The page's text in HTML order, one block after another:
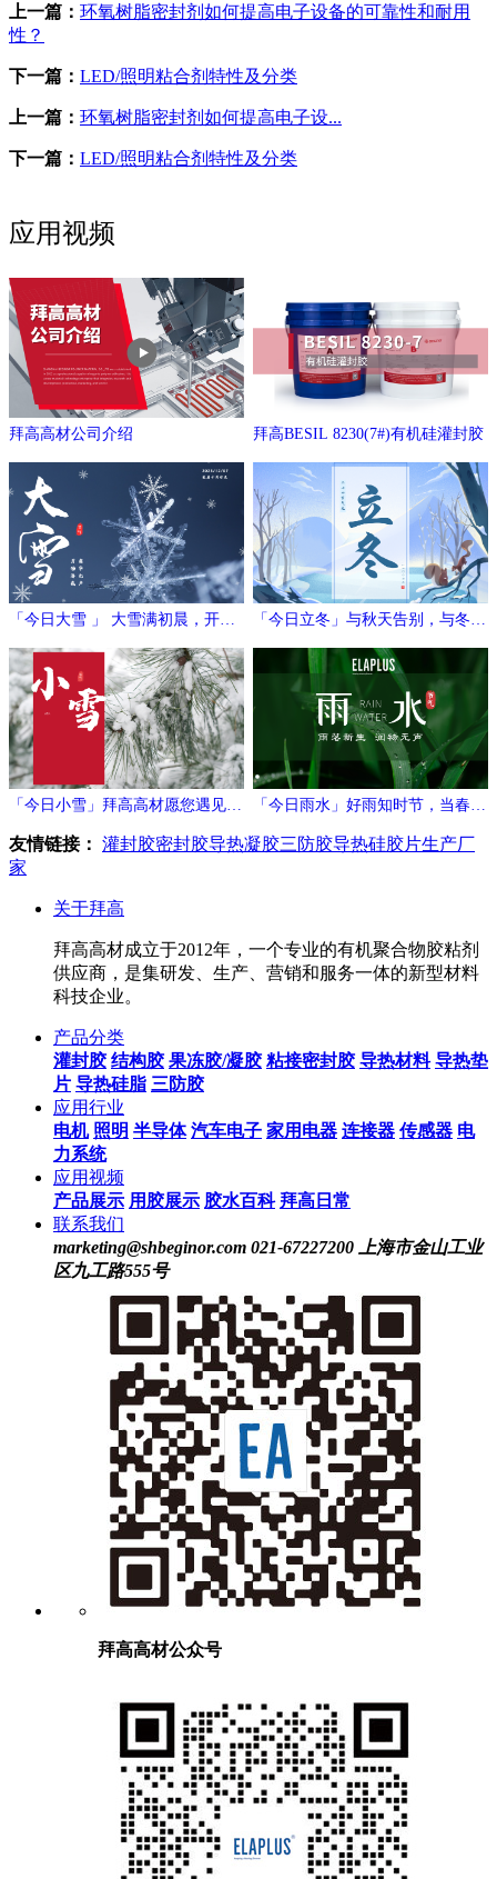
上一篇： 环氧树脂密封剂如何提高电子设备的可靠性和耐用
性？
下一篇： LED/照明粘合剂特性及分类
上一篇： 环氧树脂密封剂如何提高电子设...
下一篇： LED/照明粘合剂特性及分类
应用视频
拜高高材公司介绍 拜高BESIL 8230(7#)有机硅灌封胶
「今日大雪 」 大雪满初晨，开门
万象新
「今日立冬」与秋天告别，与冬日
相拥
「今日小雪」拜高高材愿您遇见冬
日的温暖与期待！
「今日雨水」好雨知时节，当春乃
发生
友情链接： 灌封胶密封胶导热凝胶三防胶导热硅胶片生产厂
家
关于拜高
拜高高材成立于2012年，一个专业的有机聚合物胶粘剂
供应商，是集研发、生产、营销和服务一体的新型材料
科技企业。
产品分类
灌封胶 结构胶 果冻胶/凝胶 粘接密封胶 导热材料 导热垫
片 导热硅脂 三防胶
应用行业
电机 照明 半导体 汽车电子 家用电器 连接器 传感器 电
力系统
应用视频
产品展示 用胶展示 胶水百科 拜高日常
联系我们
marketing@shbeginor.com 021-67227200
上海市金山工业
区九工路555号
拜高高材公众号